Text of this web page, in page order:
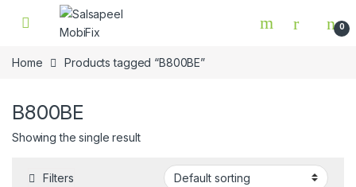
Skip to navigation
Skip to content
0
Home Products tagged “B800BE”
B800BE
Showing the single result
Filters